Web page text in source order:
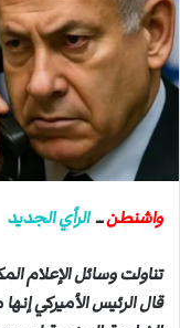
ر
ي
د
ا
إ
ل
ك
ر
ن
ي
واشنطنــالرأي الجديد
تناولت وسائل الإعلام
قال الرئيس الأميركي